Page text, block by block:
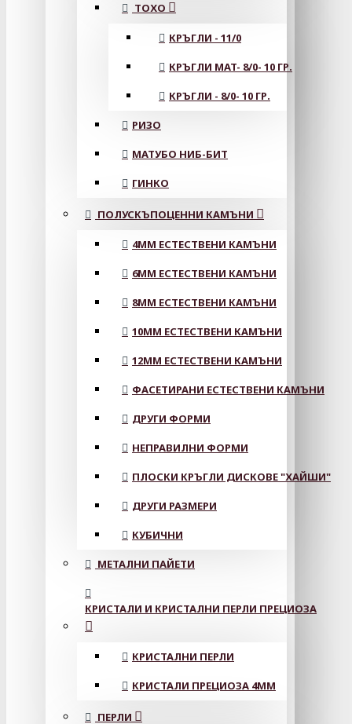
ТОХО
КРЪГЛИ - 11/0
КРЪГЛИ MAT- 8/0- 10 ГР.
КРЪГЛИ - 8/0- 10 ГР.
РИЗО
МАТУБО НИБ-БИТ
ГИНКО
ПОЛУСКЪПОЦЕННИ КАМЪНИ
4MM ЕСТЕСТВЕНИ КАМЪНИ
6MM ЕСТЕСТВЕНИ КАМЪНИ
8MM ЕСТЕСТВЕНИ КАМЪНИ
10MM ЕСТЕСТВЕНИ КАМЪНИ
12MM ЕСТЕСТВЕНИ КАМЪНИ
ФАСЕТИРАНИ ЕСТЕСТВЕНИ КАМЪНИ
ДРУГИ ФОРМИ
НЕПРАВИЛНИ ФОРМИ
ПЛОСКИ КРЪГЛИ ДИСКОВЕ "ХАЙШИ"
ДРУГИ РАЗМЕРИ
КУБИЧНИ
МЕТАЛНИ ПАЙЕТИ
КРИСТАЛИ И КРИСТАЛНИ ПЕРЛИ ПРЕЦИОЗА
КРИСТАЛНИ ПЕРЛИ
КРИСТАЛИ ПРЕЦИОЗА 4ММ
ПЕРЛИ